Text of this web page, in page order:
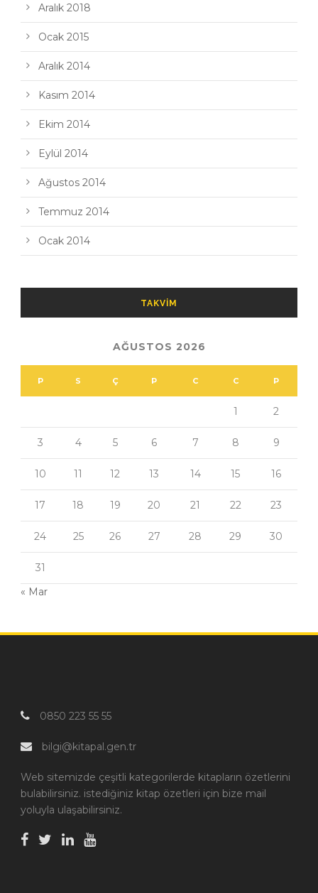
Aralık 2018
Ocak 2015
Aralık 2014
Kasım 2014
Ekim 2014
Eylül 2014
Ağustos 2014
Temmuz 2014
Ocak 2014
TAKVIM
AĞUSTOS 2026
P S Ç P C C P
1 2
3 4 5 6 7 8 9
10 11 12 13 14 15 16
17 18 19 20 21 22 23
24 25 26 27 28 29 30
31
« Mar
0850 223 55 55
bilgi@kitapal.gen.tr
Web sitemizde çeşitli kategorilerde kitapların özetlerini
bulabilirsiniz. istediğiniz kitap özetleri için bize mail
yoluyla ulaşabilirsiniz.